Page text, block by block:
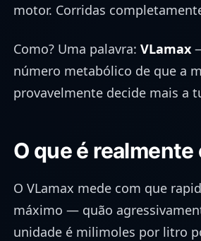
motor. Corridas
Como? Uma palavra: VLamax
número metabólico de que a
provavelmente decide mais a
O que é realmente
O VLamax mede com que
máximo — quão
unidade é milimoles por litro